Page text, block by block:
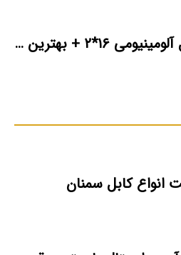
قیمت کابل آلومینیومی ۱۶*۲ + بهترین برند بازار + اطلاعات فنی
انواع کابل سمنان